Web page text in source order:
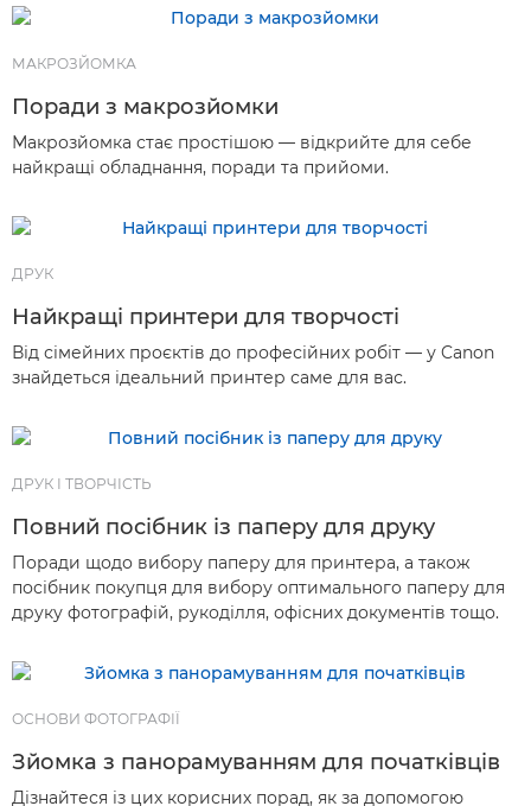
МАКРОЗЙОМКА
Поради з макрозйомки
Макрозйомка стає простішою — відкрийте для себе
найкращі обладнання, поради та прийоми.
ДРУК
Найкращі принтери для творчості
Від сімейних проєктів до професійних робіт — у Canon
знайдеться ідеальний принтер саме для вас.
ДРУК І ТВОРЧІСТЬ
Повний посібник із паперу для друку
Поради щодо вибору паперу для принтера, а також
посібник покупця для вибору оптимального паперу для
друку фотографій, рукоділля, офісних документів тощо.
ОСНОВИ ФОТОГРАФІЇ
Зйомка з панорамуванням для початківців
Дізнайтеся із цих корисних порад, як за допомогою